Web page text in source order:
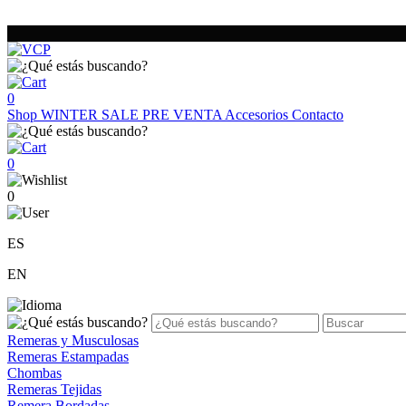
0
Shop WINTER SALE PRE VENTA Accesorios Contacto
0
0
ES
EN
Remeras y Musculosas
Remeras Estampadas
Chombas
Remeras Tejidas